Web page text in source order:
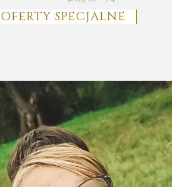
OFERTY SPECJALNE